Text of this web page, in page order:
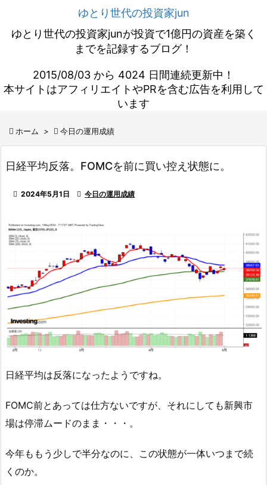
ゆとり世代の投資家jun
ゆとり世代の投資家junが投資で1億円の資産を築く
までを記録するブログ！
2015/08/03 から 4024 日間連続更新中！
本サイトはアフィリエイトやPRを含む広告を利用して
います
 ホーム >  今日の運用成績
日経平均反落。FOMCを前に買い控え状態に。
 2024年5月1日  今日の運用成績
日経平均は反落になったようですね。
FOMC前とあっては仕方ないですが、それにしても新興市
場は停滞ムードのまま・・・。
今年ももう少しで半分なのに、この状態が一体いつまで続
くのか。